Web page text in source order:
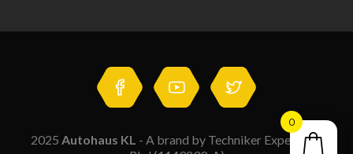
2025 Autohaus KL - A brand by Techniker Expert Sdn
0